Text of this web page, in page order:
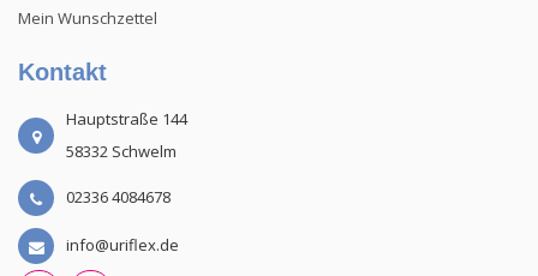
Mein Wunschzettel
Kontakt
Hauptstraße 144
58332 Schwelm
02336 4084678
info@uriflex.de